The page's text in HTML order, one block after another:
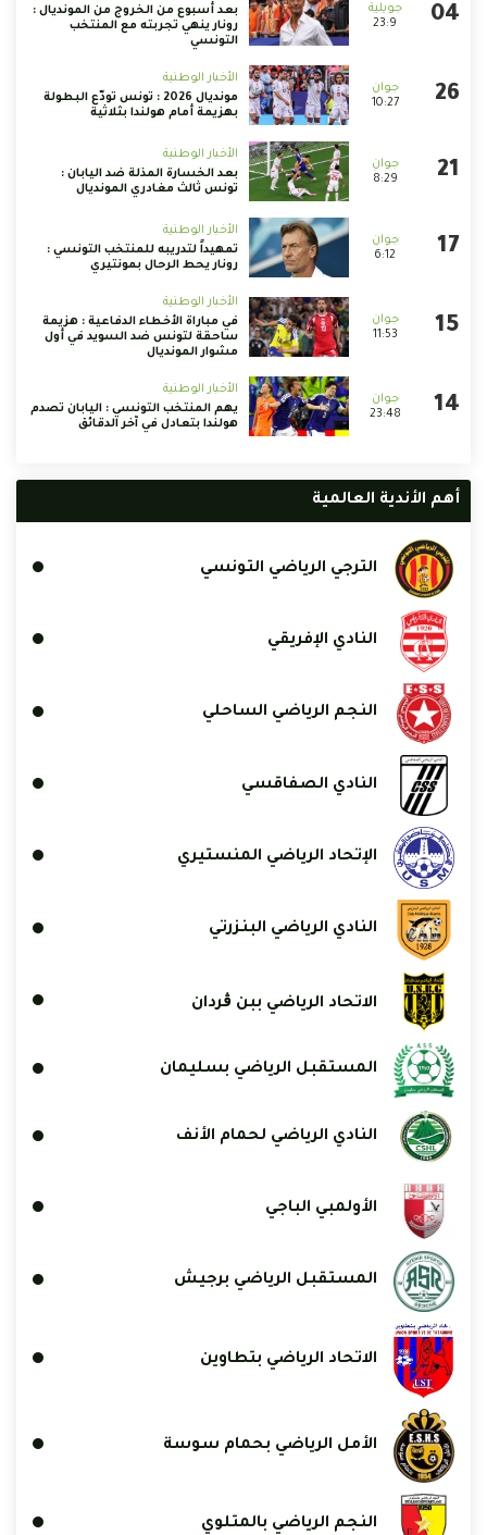
23:9
بعد أسبوع من الخروج من المونديال :
رونار ينهي تجربته مع المنتخب
التونسي
10:27
الأخبار الوطنية
مونديال 2026 : تونس تودّع البطولة
بهزيمة أمام هولندا بثلاثية
8:29
الأخبار الوطنية
بعد الخسارة المذلة ضد اليابان :
تونس ثالث مغادري المونديال
6:12
الأخبار الوطنية
تمهيداً لتدريبه للمنتخب التونسي :
رونار يحط الرحال بمونتيري
11:53
الأخبار الوطنية
في مباراة الأخطاء الدفاعية : هزيمة
ساحقة لتونس ضد السويد في أول
مشوار المونديال
23:48
الأخبار الوطنية
يهم المنتخب التونسي : اليابان تصدم
هولندا بتعادل في آخر الدقائق
أهم الأندية العالمية
الترجي الرياضي التونسي
النادي الإفريقي
النجم الرياضي الساحلي
النادي الصفاقسي
الإتحاد الرياضي المنستيري
النادي الرياضي البنزرتي
الاتحاد الرياضي ببن ڨردان
المستقبل الرياضي بسليمان
النادي الرياضي لحمام الأنف
الأولمبي الباجي
المستقبل الرياضي برجيش
الاتحاد الرياضي بتطاوين
الأمل الرياضي بحمام سوسة
النجم الرياضي بالمتلوي